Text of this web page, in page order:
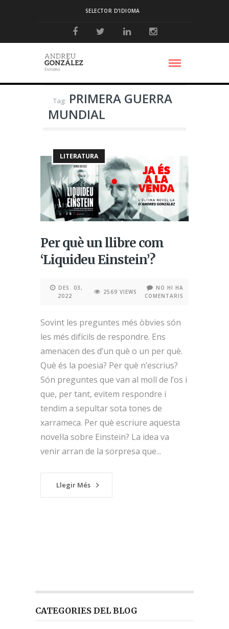
SELECTOR D’IDIOMA
Tag: PRIMERA GUERRA
MUNDIAL
LITERATURA
Per què un llibre com
‘Liquideu Einstein’?
DES. 03,
2022
2569 VIEWS
NO HI HA
COMENTARIS
Sovint les preguntes més òbvies són
les més difícils de respondre. Ens
amenacen des d’un què o un per què.
Què és la poesia? Per què n’escrius?
Són preguntes que van al moll de l’os i
que, per tant, evitem respondre i
tendim a sepultar sota tones de
xarrameca. Per què escriure aquesta
novel·la sobre Einstein? La idea va
venir arran de la sorpresa que...
Llegir Més
CATEGORIES DEL BLOG